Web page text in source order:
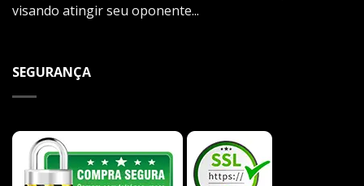
visando atingir seu oponente...
SEGURANÇA